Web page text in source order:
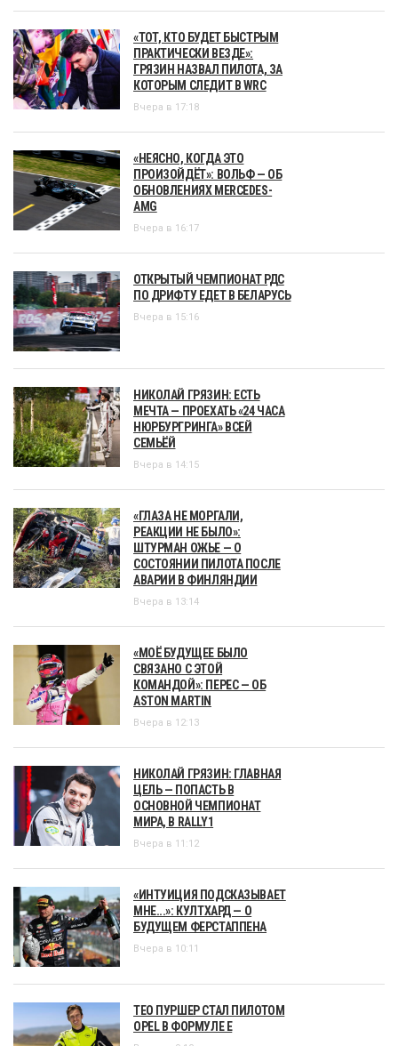
«ТОТ, КТО БУДЕТ БЫСТРЫМ
ПРАКТИЧЕСКИ ВЕЗДЕ»:
ГРЯЗИН НАЗВАЛ ПИЛОТА, ЗА
КОТОРЫМ СЛЕДИТ В WRC
Вчера в 17:18
«НЕЯСНО, КОГДА ЭТО
ПРОИЗОЙДЁТ»: ВОЛЬФ — ОБ
ОБНОВЛЕНИЯХ MERCEDES-
AMG
Вчера в 16:17
ОТКРЫТЫЙ ЧЕМПИОНАТ РДС
ПО ДРИФТУ ЕДЕТ В БЕЛАРУСЬ
Вчера в 15:16
НИКОЛАЙ ГРЯЗИН: ЕСТЬ
МЕЧТА — ПРОЕХАТЬ «24 ЧАСА
НЮРБУРГРИНГА» ВСЕЙ
СЕМЬЁЙ
Вчера в 14:15
«ГЛАЗА НЕ МОРГАЛИ,
РЕАКЦИИ НЕ БЫЛО»:
ШТУРМАН ОЖЬЕ — О
СОСТОЯНИИ ПИЛОТА ПОСЛЕ
АВАРИИ В ФИНЛЯНДИИ
Вчера в 13:14
«МОЁ БУДУЩЕЕ БЫЛО
СВЯЗАНО С ЭТОЙ
КОМАНДОЙ»: ПЕРЕС — ОБ
ASTON MARTIN
Вчера в 12:13
НИКОЛАЙ ГРЯЗИН: ГЛАВНАЯ
ЦЕЛЬ — ПОПАСТЬ В
ОСНОВНОЙ ЧЕМПИОНАТ
МИРА, В RALLY1
Вчера в 11:12
«ИНТУИЦИЯ ПОДСКАЗЫВАЕТ
МНЕ...»: КУЛТХАРД — О
БУДУЩЕМ ФЕРСТАППЕНА
Вчера в 10:11
ТЕО ПУРШЕР СТАЛ ПИЛОТОМ
OPEL В ФОРМУЛЕ Е